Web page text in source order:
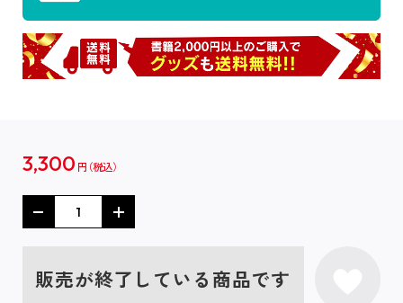
3,300 円
販売が終了している商品です